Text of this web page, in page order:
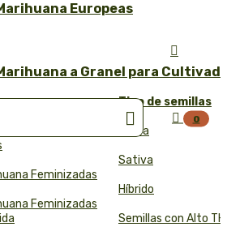
Europeas
a Granel para
Feminizadas
Feminizadas
Tipo de semillas
Índica
Sativa
Híbrido
Semillas con Alto


 0